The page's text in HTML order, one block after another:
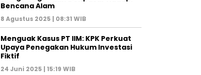
Bencana Alam
8 Agustus 2025 | 08:31 WIB
Menguak Kasus PT IIM: KPK Perkuat
Upaya Penegakan Hukum Investasi
Fiktif
24 Juni 2025 | 15:19 WIB